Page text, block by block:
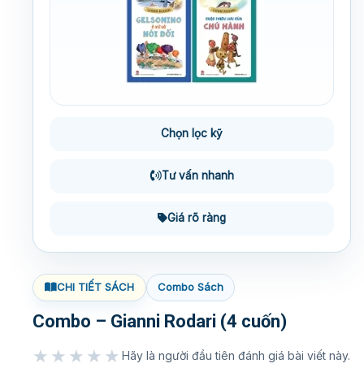
Chọn lọc kỹ
Tư vấn nhanh
Giá rõ ràng
CHI TIẾT SÁCH Combo Sách
Combo – Gianni Rodari (4 cuốn)
★★★★★ Hãy là người đầu tiên đánh giá bài viết này.